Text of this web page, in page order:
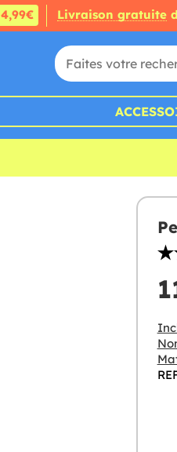
4,99€ Livraison gratuite